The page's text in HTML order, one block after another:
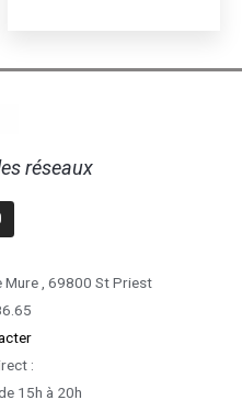
réseaux
Mure , 69800 St Priest
:
15h à 20h